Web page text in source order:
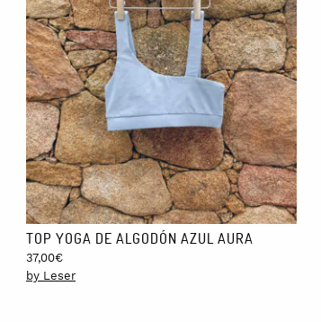
TOP YOGA DE ALGODÓN AZUL AURA
37,00€
by Leser